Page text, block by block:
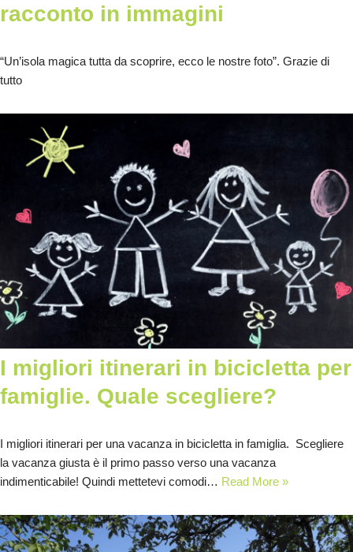
racconto in immagini
“Un’isola magica tutta da scoprire, ecco le nostre foto”. Grazie di
tutto
I migliori itinerari in bicicletta per
famiglie. Quale scegliere?
I migliori itinerari per una vacanza in bicicletta in famiglia. Scegliere
la vacanza giusta è il primo passo verso una vacanza
indimenticabile! Quindi mettetevi comodi… Read More »